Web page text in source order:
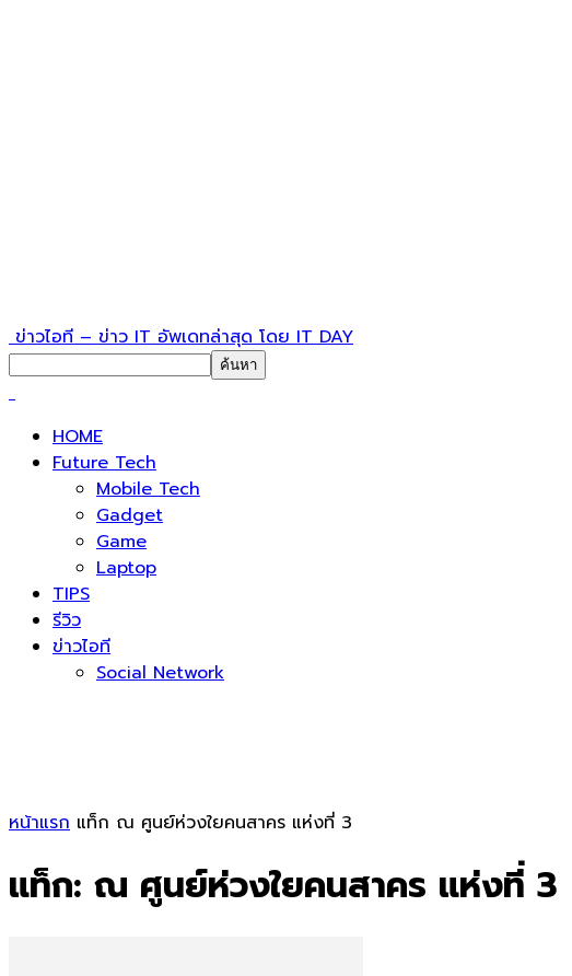
ข่าวไอที – ข่าว IT อัพเดทล่าสุด โดย IT DAY
HOME
Future Tech
Mobile Tech
Gadget
Game
Laptop
TIPS
รีวิว
ข่าวไอที
Social Network
หน้าแรก แท็ก ณ ศูนย์ห่วงใยคนสาคร แห่งที่ 3
แท็ก: ณ ศูนย์ห่วงใยคนสาคร แห่งที่ 3